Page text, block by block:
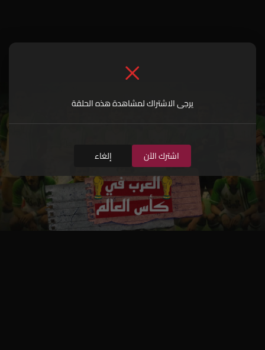
يرجى الاشتراك لمشاهدة هذه الحلقة
اشترك الآن إلغاء